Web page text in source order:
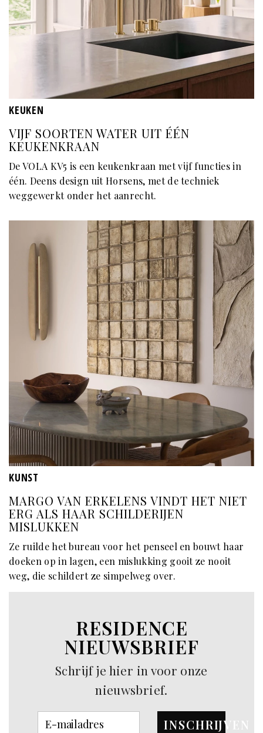
KEUKEN
VIJF SOORTEN WATER UIT ÉÉN
KEUKENKRAAN
De VOLA KV5 is een keukenkraan met vijf functies in
één. Deens design uit Horsens, met de techniek
weggewerkt onder het aanrecht.
KUNST
MARGO VAN ERKELENS VINDT HET NIET
ERG ALS HAAR SCHILDERIJEN
MISLUKKEN
Ze ruilde het bureau voor het penseel en bouwt haar
doeken op in lagen, een mislukking gooit ze nooit
weg, die schildert ze simpelweg over.
RESIDENCE
NIEUWSBRIEF
Schrijf je hier in voor onze
nieuwsbrief.
INSCHRIJVEN